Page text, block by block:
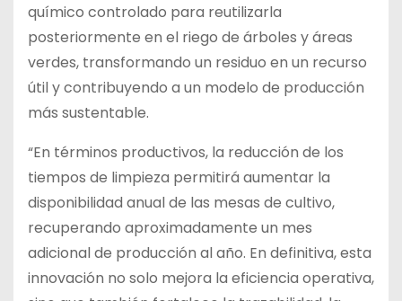
químico controlado para reutilizarla
posteriormente en el riego de árboles y áreas
verdes, transformando un residuo en un recurso
útil y contribuyendo a un modelo de producción
más sustentable.
“En términos productivos, la reducción de los
tiempos de limpieza permitirá aumentar la
disponibilidad anual de las mesas de cultivo,
recuperando aproximadamente un mes
adicional de producción al año. En definitiva, esta
innovación no solo mejora la eficiencia operativa,